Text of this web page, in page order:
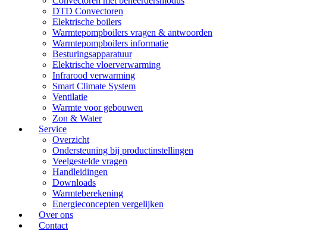
DTD Convectoren
Elektrische boilers
Warmtepompboilers vragen & antwoorden
Warmtepompboilers informatie
Besturingsapparatuur
Elektrische vloerverwarming
Infrarood verwarming
Smart Climate System
Ventilatie
Warmte voor gebouwen
Zon & Water
Service
Overzicht
Ondersteuning bij productinstellingen
Veelgestelde vragen
Handleidingen
Downloads
Warmteberekening
Energieconcepten vergelijken
Over ons
Contact